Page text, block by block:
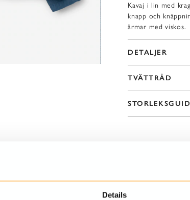
Details
Kavaj i lin med
knapp och
ärmar med viskos.
DETALJER
TVÄTTRÅD